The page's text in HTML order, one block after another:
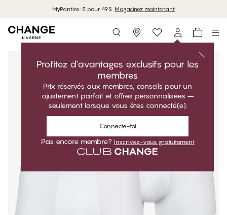
MyPanties: 5 pour 49$. Magasinez maintenant
Storefinder
Profitez d’avantages exclusifs pour les
membres
Prix réservés aux membres, conseils pour un
ajustement parfait et offres personnalisées –
seulement lorsque vous êtes connecté(e).
Connecte-toi
Pas encore membre? Inscrivez-vous gratuitement